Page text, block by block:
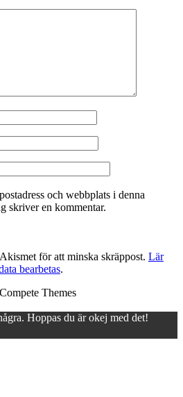
och webbplats i denna
skriver en kommentar.
för att minska skräppost. Lär
bearbetas.
Themes
Hoppas du är okej med det!